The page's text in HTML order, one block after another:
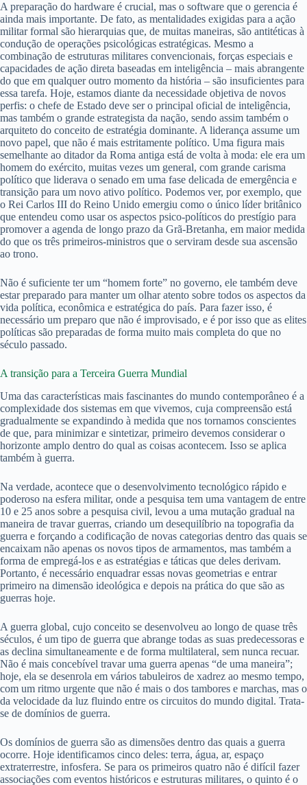
A preparação do hardware é crucial, mas o software que o gerencia é
ainda mais importante. De fato, as mentalidades exigidas para a ação
militar formal são hierarquias que, de muitas maneiras, são antitéticas à
condução de operações psicológicas estratégicas. Mesmo a
combinação de estruturas militares convencionais, forças especiais e
capacidades de ação direta baseadas em inteligência – mais abrangente
do que em qualquer outro momento da história – são insuficientes para
essa tarefa. Hoje, estamos diante da necessidade objetiva de novos
perfis: o chefe de Estado deve ser o principal oficial de inteligência,
mas também o grande estrategista da nação, sendo assim também o
arquiteto do conceito de estratégia dominante. A liderança assume um
novo papel, que não é mais estritamente político. Uma figura mais
semelhante ao ditador da Roma antiga está de volta à moda: ele era um
homem do exército, muitas vezes um general, com grande carisma
político que liderava o senado em uma fase delicada de emergência e
transição para um novo ativo político. Podemos ver, por exemplo, que
o Rei Carlos III do Reino Unido emergiu como o único líder britânico
que entendeu como usar os aspectos psico-políticos do prestígio para
promover a agenda de longo prazo da Grã-Bretanha, em maior medida
do que os três primeiros-ministros que o serviram desde sua ascensão
ao trono.
Não é suficiente ter um “homem forte” no governo, ele também deve
estar preparado para manter um olhar atento sobre todos os aspectos da
vida política, econômica e estratégica do país. Para fazer isso, é
necessário um preparo que não é improvisado, e é por isso que as elites
políticas são preparadas de forma muito mais completa do que no
século passado.
A transição para a Terceira Guerra Mundial
Uma das características mais fascinantes do mundo contemporâneo é a
complexidade dos sistemas em que vivemos, cuja compreensão está
gradualmente se expandindo à medida que nos tornamos conscientes
de que, para minimizar e sintetizar, primeiro devemos considerar o
horizonte amplo dentro do qual as coisas acontecem. Isso se aplica
também à guerra.
Na verdade, acontece que o desenvolvimento tecnológico rápido e
poderoso na esfera militar, onde a pesquisa tem uma vantagem de entre
10 e 25 anos sobre a pesquisa civil, levou a uma mutação gradual na
maneira de travar guerras, criando um desequilíbrio na topografia da
guerra e forçando a codificação de novas categorias dentro das quais se
encaixam não apenas os novos tipos de armamentos, mas também a
forma de empregá-los e as estratégias e táticas que deles derivam.
Portanto, é necessário enquadrar essas novas geometrias e entrar
primeiro na dimensão ideológica e depois na prática do que são as
guerras hoje.
A guerra global, cujo conceito se desenvolveu ao longo de quase três
séculos, é um tipo de guerra que abrange todas as suas predecessoras e
as declina simultaneamente e de forma multilateral, sem nunca recuar.
Não é mais concebível travar uma guerra apenas “de uma maneira”;
hoje, ela se desenrola em vários tabuleiros de xadrez ao mesmo tempo,
com um ritmo urgente que não é mais o dos tambores e marchas, mas o
da velocidade da luz fluindo entre os circuitos do mundo digital. Trata-
se de domínios de guerra.
Os domínios de guerra são as dimensões dentro das quais a guerra
ocorre. Hoje identificamos cinco deles: terra, água, ar, espaço
extraterrestre, infosfera. Se para os primeiros quatro não é difícil fazer
associações com eventos históricos e estruturas militares, o quinto é o